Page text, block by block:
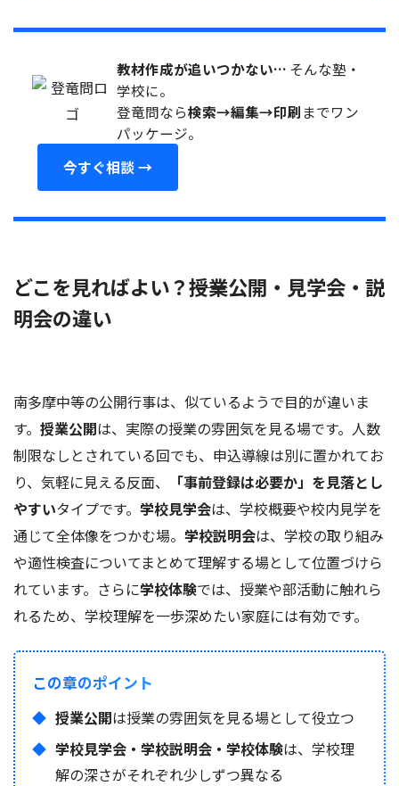
教材作成が追いつかない… そんな塾・
学校に。
登竜問なら検索→編集→印刷 までワン
パッケージ。
今すぐ相談 →
どこを見ればよい？――授業公開・見学会・説
明会の違い
南多摩中等の公開行事は、似ているようで目的が違いま
す。 授業公開は、実際の授業の雰囲気を見る場です。人数
制限なしとされている回でも、申込導線は別に置かれてお
り、気軽に見える反面、
「事前登録は必要か」を見落とし
やすいタイプです。 学校見学会は、学校概要や校内見学を
通じて全体像をつかむ場。 学校説明会は、学校の取り組み
や適性検査についてまとめて理解する場として位置づけら
れています。さらに学校体験では、授業や部活動に触れら
れるため、学校理解を一歩深めたい家庭には有効です。
この章のポイント
授業公開は授業の雰囲気を見る場として役立つ
学校見学会・学校説明会・学校体験は、学校理
解の深さがそれぞれ少しずつ異なる